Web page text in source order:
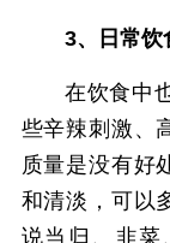
3、日常饮
在饮食中
些辛辣刺激、
质量是没有好
和清淡，可以
说当归、韭菜